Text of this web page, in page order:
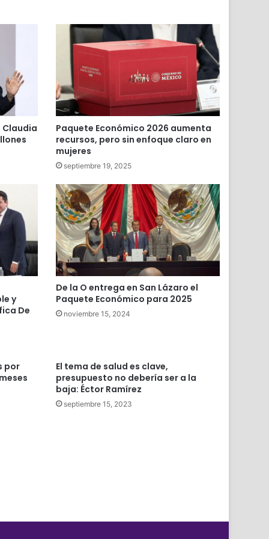
Claudia
Paquete Económico 2026 aumenta
recursos, pero sin enfoque claro en
mujeres
septiembre 19, 2025
y
De
De la O entrega en San Lázaro el
Paquete Económico para 2025
noviembre 15, 2024
por
El tema de salud es clave,
presupuesto no debería ser a la
baja: Éctor Ramírez
septiembre 15, 2023